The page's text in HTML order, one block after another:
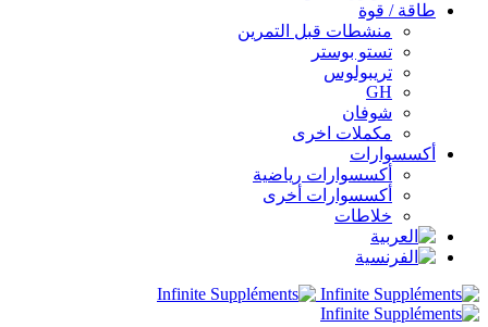
طاقة / قوة
منشطات قبل التمرين
تستو بوستر
تريبولوس
GH
شوفان
مكملات اخرى
أكسسوارات
أكسسوارات رياضية
أكسسوارات أخرى
خلاطات